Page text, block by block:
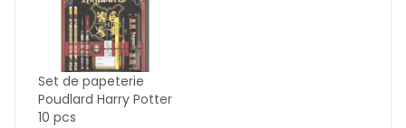
Set de papeterie
Poudlard Harry Potter
10 pcs